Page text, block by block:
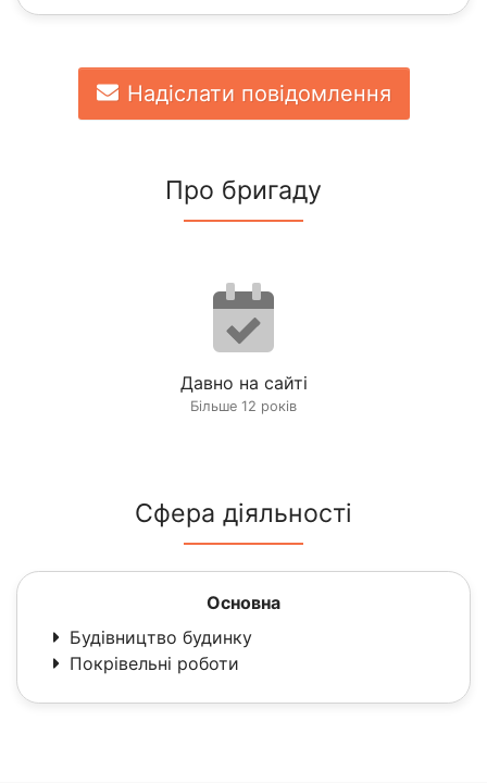
Надіслати повідомлення
Про бригаду
Давно на сайті
Більше 12 років
Сфера діяльності
Основна
Будівництво будинку
Покрівельні роботи